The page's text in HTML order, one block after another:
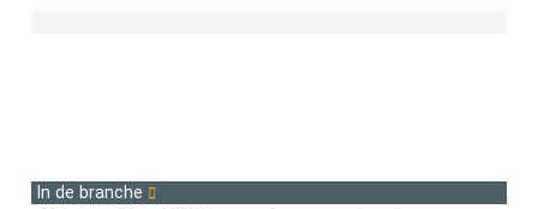
In de branche